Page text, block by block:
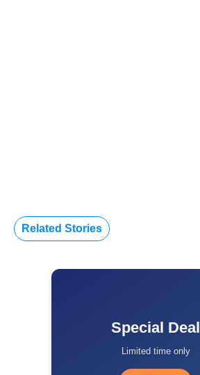
Related Stories
Special Deal
Limited time only